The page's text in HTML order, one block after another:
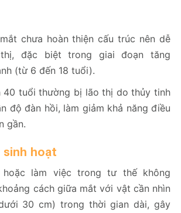
chưa hoàn thiện cấu trúc nên dễ
đặc biệt trong giai đoạn tăng
(từ 6 đến 18 tuổi).
40 tuổi thường bị lão thị do thủy tinh
độ đàn hồi, làm giảm khả năng điều
gần.
sinh hoạt
làm việc trong tư thế không
cách giữa mắt với vật cần nhìn
30 cm) trong thời gian dài, gây